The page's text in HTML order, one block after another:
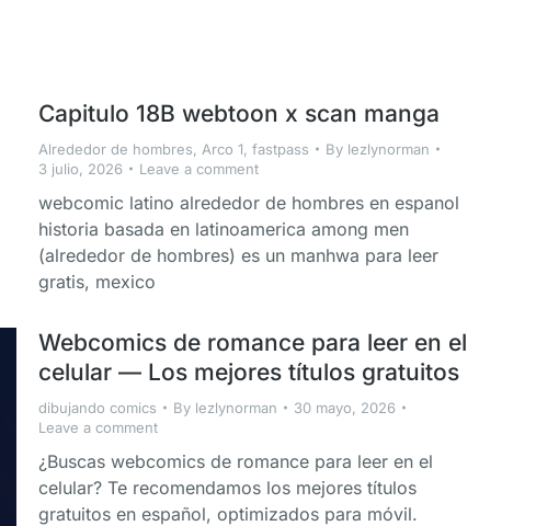
Capitulo 18B webtoon x scan manga
Alrededor de hombres, Arco 1, fastpass By lezlynorman
3 julio, 2026
Leave a comment
webcomic latino alrededor de hombres en espanol
historia basada en latinoamerica among men
(alrededor de hombres) es un manhwa para leer
gratis, mexico
Webcomics de romance para leer en el
celular — Los mejores títulos gratuitos
dibujando comics By lezlynorman
30 mayo, 2026
Leave a comment
¿Buscas webcomics de romance para leer en el
celular? Te recomendamos los mejores títulos
gratuitos en español, optimizados para móvil.